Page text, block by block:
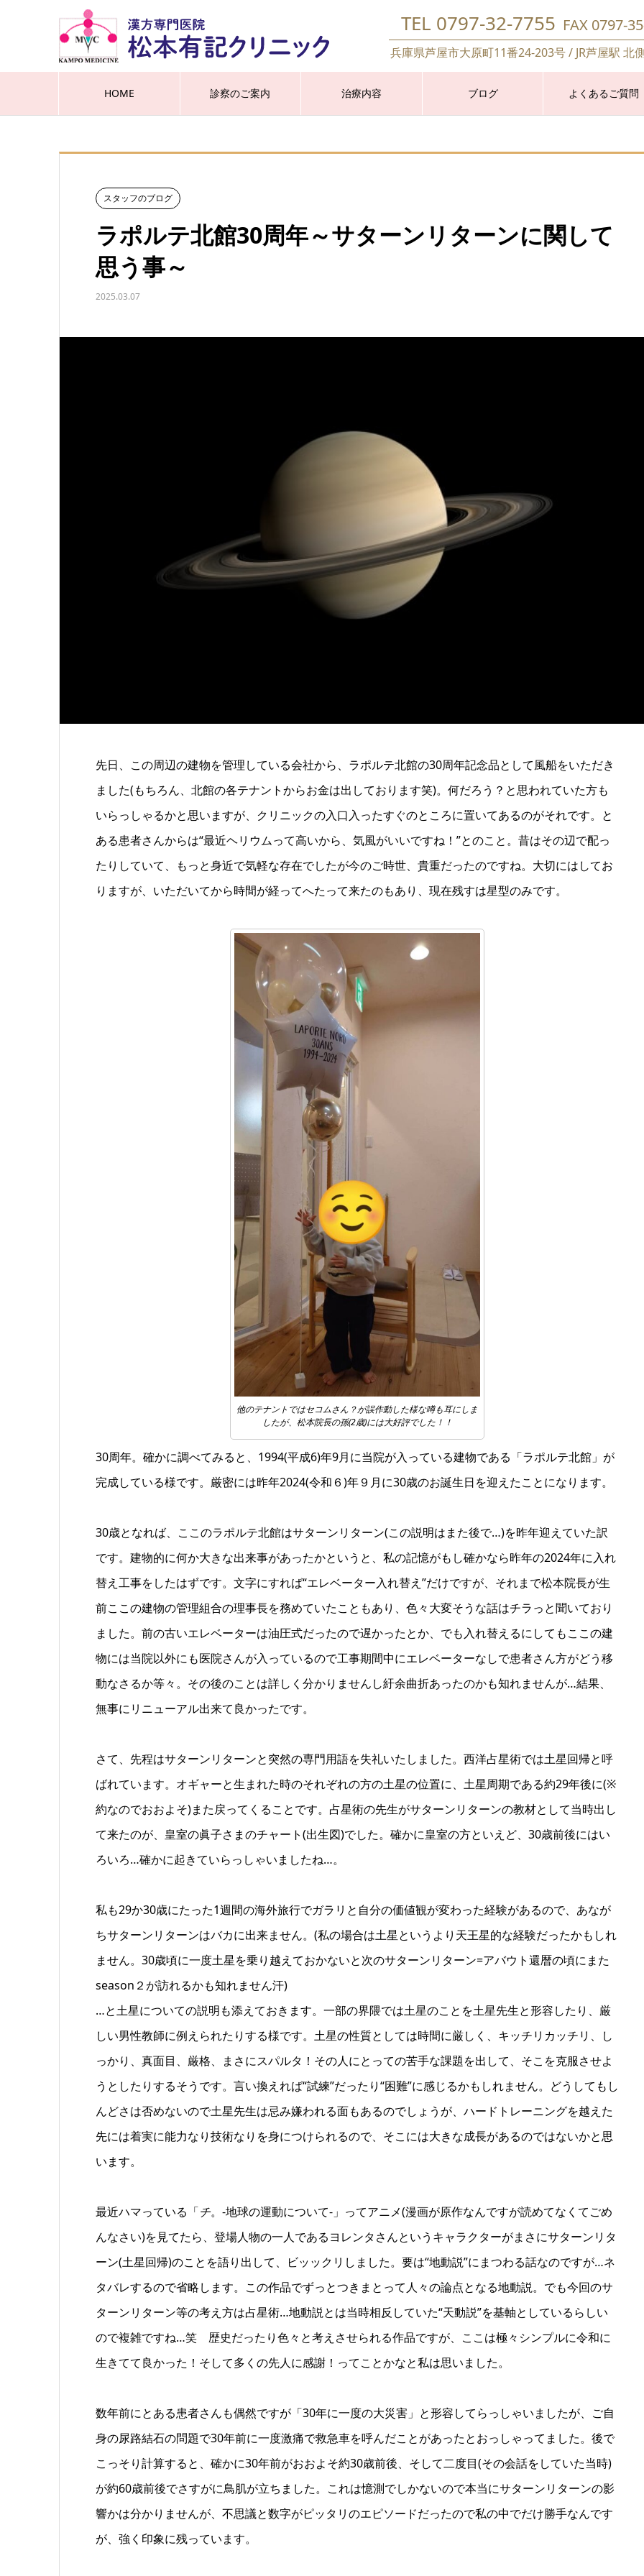
TEL 0797-32-7755 FAX 0797-
兵庫県芦屋市大原町11番24-203号 / JR芦屋駅 北
HOME 診察のご案内 治療内容 ブログ よくあるご質問
スタッフのブログ
ラポルテ北館30周年～サターンリターンに関して
思う事～
2025.03.07
先日、この周辺の建物を管理している会社から、ラポルテ北館の30周年記念品として風船をいただき
ました(もちろん、北館の各テナントからお金は出しております笑)。何だろう？と思われていた方も
いらっしゃるかと思いますが、クリニックの入口入ったすぐのところに置いてあるのがそれです。と
ある患者さんからは“最近ヘリウムって高いから、気風がいいですね！”とのこと。昔はその辺で配っ
たりしていて、もっと身近で気軽な存在でしたが今のご時世、貴重だったのですね。大切にはしてお
りますが、いただいてから時間が経ってへたって来たのもあり、現在残すは星型のみです。
他のテナントではセコムさん？が誤作動した様な噂も耳にしま
したが、松本院長の孫(2歳)には大好評でした！！
30周年。確かに調べてみると、1994(平成6)年9月に当院が入っている建物である「ラポルテ北館」が
完成している様です。厳密には昨年2024(令和６)年９月に30歳のお誕生日を迎えたことになります。
30歳となれば、ここのラポルテ北館はサターンリターン(この説明はまた後で…)を昨年迎えていた訳
です。建物的に何か大きな出来事があったかというと、私の記憶がもし確かなら昨年の2024年に入れ
替え工事をしたはずです。文字にすれば“エレベーター入れ替え”だけですが、それまで松本院長が生
前ここの建物の管理組合の理事長を務めていたこともあり、色々大変そうな話はチラっと聞いており
ました。前の古いエレベーターは油圧式だったので遅かったとか、でも入れ替えるにしてもここの建
物には当院以外にも医院さんが入っているので工事期間中にエレベーターなしで患者さん方がどう移
動なさるか等々。その後のことは詳しく分かりませんし紆余曲折あったのかも知れませんが…結果、
無事にリニューアル出来て良かったです。
さて、先程はサターンリターンと突然の専門用語を失礼いたしました。西洋占星術では土星回帰と呼
ばれています。オギャーと生まれた時のそれぞれの方の土星の位置に、土星周期である約29年後に(※
約なのでおおよそ)また戻ってくることです。占星術の先生がサターンリターンの教材として当時出し
て来たのが、皇室の眞子さまのチャート(出生図)でした。確かに皇室の方といえど、30歳前後にはい
ろいろ…確かに起きていらっしゃいましたね…。
私も29か30歳にたった1週間の海外旅行でガラリと自分の価値観が変わった経験があるので、あなが
ちサターンリターンはバカに出来ません。(私の場合は土星というより天王星的な経験だったかもしれ
ません。30歳頃に一度土星を乗り越えておかないと次のサターンリターン=アバウト還暦の頃にまた
season２が訪れるかも知れません汗)
…と土星についての説明も添えておきます。一部の界隈では土星のことを土星先生と形容したり、厳
しい男性教師に例えられたりする様です。土星の性質としては時間に厳しく、キッチリカッチリ、し
っかり、真面目、厳格、まさにスパルタ！その人にとっての苦手な課題を出して、そこを克服させよ
うとしたりするそうです。言い換えれば“試練”だったり“困難”に感じるかもしれません。どうしてもし
んどさは否めないので土星先生は忌み嫌われる面もあるのでしょうが、ハードトレーニングを越えた
先には着実に能力なり技術なりを身につけられるので、そこには大きな成長があるのではないかと思
います。
最近ハマっている「チ。-地球の運動について-」ってアニメ(漫画が原作なんですが読めてなくてごめ
んなさい)を見てたら、登場人物の一人であるヨレンタさんというキャラクターがまさにサターンリタ
ーン(土星回帰)のことを語り出して、ビッックリしました。要は“地動説”にまつわる話なのですが…ネ
タバレするので省略します。この作品でずっとつきまとって人々の論点となる地動説。でも今回のサ
ターンリターン等の考え方は占星術…地動説とは当時相反していた“天動説”を基軸としているらしい
ので複雑ですね…笑 歴史だったり色々と考えさせられる作品ですが、ここは極々シンプルに令和に
生きてて良かった！そして多くの先人に感謝！ってことかなと私は思いました。
数年前にとある患者さんも偶然ですが「30年に一度の大災害」と形容してらっしゃいましたが、ご自
身の尿路結石の問題で30年前に一度激痛で救急車を呼んだことがあったとおっしゃってました。後で
こっそり計算すると、確かに30年前がおおよそ約30歳前後、そして二度目(その会話をしていた当時)
が約60歳前後でさすがに鳥肌が立ちました。これは憶測でしかないので本当にサターンリターンの影
響かは分かりませんが、不思議と数字がピッタリのエピソードだったので私の中でだけ勝手なんです
が、強く印象に残っています。